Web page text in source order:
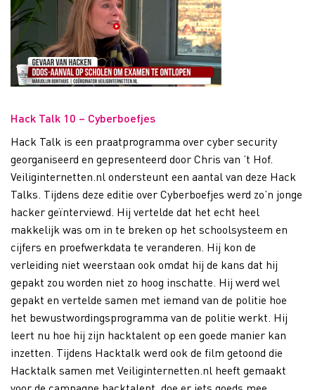
Hack Talk 10 – Cyberboefjes
Hack Talk is een praatprogramma over cyber security
georganiseerd en gepresenteerd door Chris van ’t Hof.
Veiliginternetten.nl ondersteunt een aantal van deze Hack
Talks. Tijdens deze editie over Cyberboefjes werd zo’n jonge
hacker geïnterviewd. Hij vertelde dat het echt heel
makkelijk was om in te breken op het schoolsysteem en
cijfers en proefwerkdata te veranderen. Hij kon de
verleiding niet weerstaan ook omdat hij de kans dat hij
gepakt zou worden niet zo hoog inschatte. Hij werd wel
gepakt en vertelde samen met iemand van de politie hoe
het bewustwordingsprogramma van de politie werkt. Hij
leert nu hoe hij zijn hacktalent op een goede manier kan
inzetten. Tijdens Hacktalk werd ook de film getoond die
Hacktalk samen met Veiliginternetten.nl heeft gemaakt